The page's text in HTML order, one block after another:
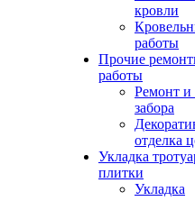
кровли
работы
Прочие
работы
Ремонт и
забора
отделка
Укладка
плитки
Укладка